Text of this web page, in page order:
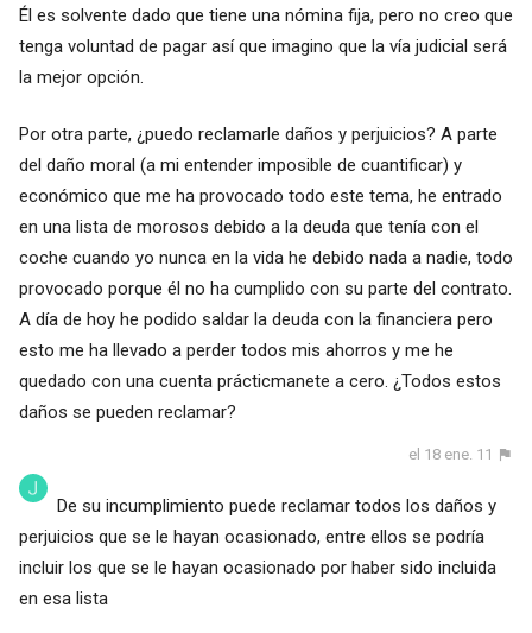
Él es solvente dado que tiene una nómina fija, pero no creo que
tenga voluntad de pagar así que imagino que la vía judicial será
la mejor opción.
Por otra parte, ¿puedo reclamarle daños y perjuicios? A parte
del daño moral (a mi entender imposible de cuantificar) y
económico que me ha provocado todo este tema, he entrado
en una lista de morosos debido a la deuda que tenía con el
coche cuando yo nunca en la vida he debido nada a nadie, todo
provocado porque él no ha cumplido con su parte del contrato.
A día de hoy he podido saldar la deuda con la financiera pero
esto me ha llevado a perder todos mis ahorros y me he
quedado con una cuenta prácticmanete a cero. ¿Todos estos
daños se pueden reclamar?
el 18 ene. 11
De su incumplimiento puede reclamar todos los daños y
perjuicios que se le hayan ocasionado, entre ellos se podría
incluir los que se le hayan ocasionado por haber sido incluida
en esa lista